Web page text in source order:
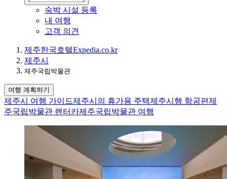
숙박 시설 등록
내 여행
고객 의견
제주한국호텔Expedia.co.kr
제주시
제주국립박물관
여행 계획하기
제주시 여행 가이드제주시의 휴가용 주택제주시행 항공편제
주국립박물관 렌터카제주국립박물관 여행